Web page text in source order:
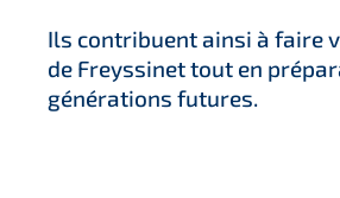
Ils contribuent ainsi à faire
de Freyssinet tout en
générations futures.